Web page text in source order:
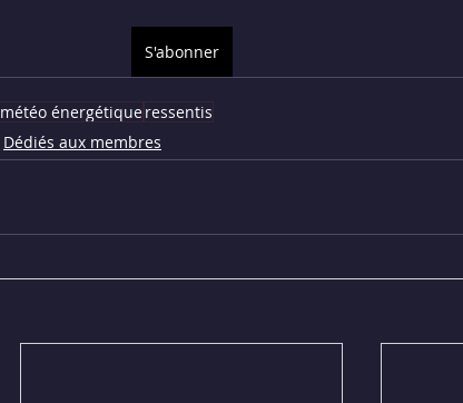
S'abonner
météo énergétiqueressentis
Dédiés aux membres